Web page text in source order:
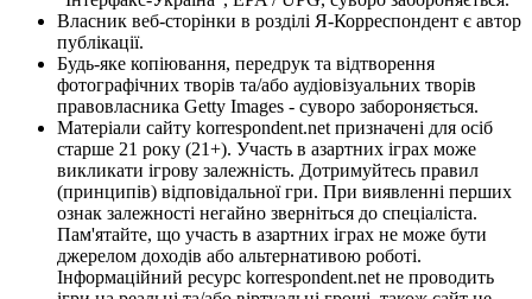
Власник веб-сторінки в розділі Я-Корреспондент є автор
публікації.
Будь-яке копіювання, передрук та відтворення
фотографічних творів та/або аудіовізуальних творів
правовласника Getty Images - суворо забороняється.
Матеріали сайту korrespondent.net призначені для осіб
старше 21 року (21+). Участь в азартних іграх може
викликати ігрову залежність. Дотримуйтесь правил
(принципів) відповідальної гри. При виявленні перших
ознак залежності негайно зверніться до спеціаліста.
Пам'ятайте, що участь в азартних іграх не може бути
джерелом доходів або альтернативою роботі.
Інформаційний ресурс korrespondent.net не проводить